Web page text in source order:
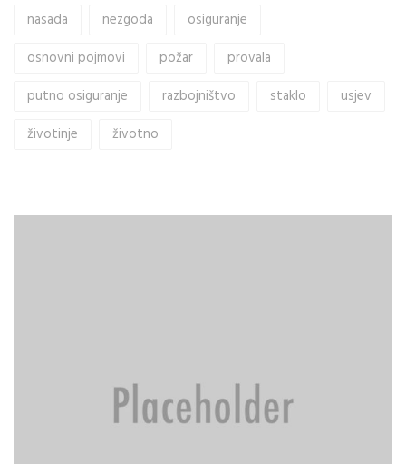
nasada
nezgoda
osiguranje
osnovni pojmovi
požar
provala
putno osiguranje
razbojništvo staklo
usjev
životinje
životno